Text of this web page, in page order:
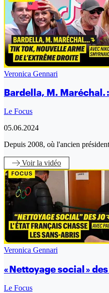
Veronica Gennari
Bardella, M. Maréchal.
Le Focus
05.06.2024
Depuis 2008, où l'ancien
Voirla vidéo
Veronica Gennari
« Nettoyage social »
Le Focus